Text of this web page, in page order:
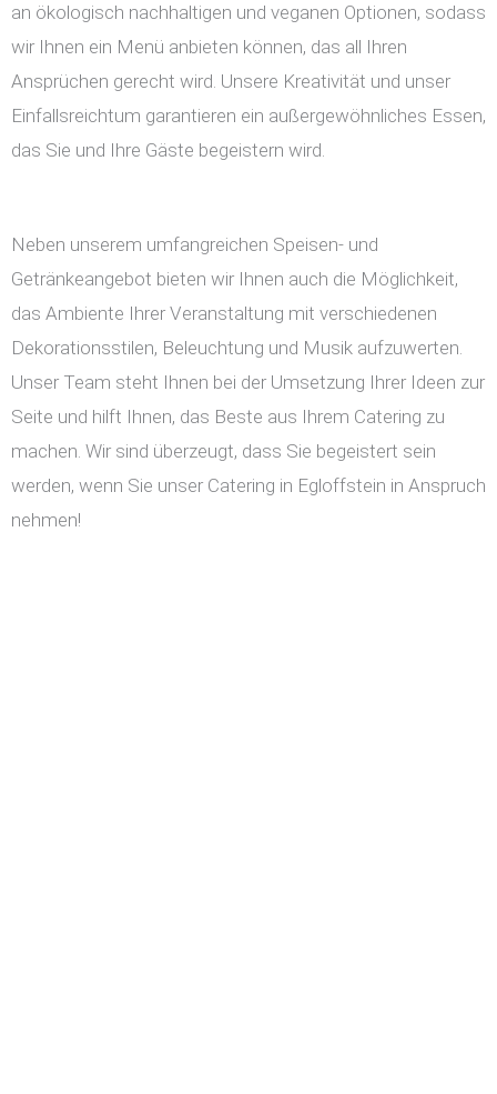
an ökologisch nachhaltigen und veganen Optionen, sodass
wir Ihnen ein Menü anbieten können, das all Ihren
Ansprüchen gerecht wird. Unsere Kreativität und unser
Einfallsreichtum garantieren ein außergewöhnliches Essen,
das Sie und Ihre Gäste begeistern wird.
Neben unserem umfangreichen Speisen- und
Getränkeangebot bieten wir Ihnen auch die Möglichkeit,
das Ambiente Ihrer Veranstaltung mit verschiedenen
Dekorationsstilen, Beleuchtung und Musik aufzuwerten.
Unser Team steht Ihnen bei der Umsetzung Ihrer Ideen zur
Seite und hilft Ihnen, das Beste aus Ihrem Catering zu
machen. Wir sind überzeugt, dass Sie begeistert sein
werden, wenn Sie unser Catering in Egloffstein in Anspruch
nehmen!